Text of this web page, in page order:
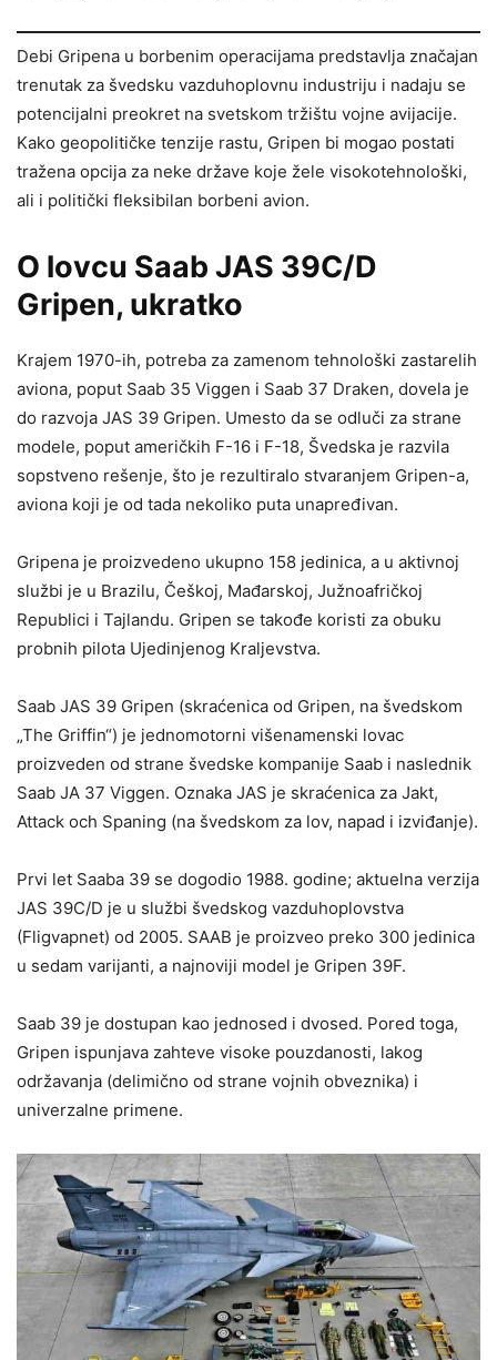
Debi Gripena u borbenim operacijama predstavlja značajan
trenutak za švedsku vazduhoplovnu industriju i nadaju se
potencijalni preokret na svetskom tržištu vojne avijacije.
Kako geopolitičke tenzije rastu, Gripen bi mogao postati
tražena opcija za neke države koje žele visokotehnološki,
ali i politički fleksibilan borbeni avion.
O lovcu Saab JAS 39C/D
Gripen, ukratko
Krajem 1970-ih, potreba za zamenom tehnološki zastarelih
aviona, poput Saab 35 Viggen i Saab 37 Draken, dovela je
do razvoja JAS 39 Gripen. Umesto da se odluči za strane
modele, poput američkih F-16 i F-18, Švedska je razvila
sopstveno rešenje, što je rezultiralo stvaranjem Gripen-a,
aviona koji je od tada nekoliko puta unapređivan.
Gripena je proizvedeno ukupno 158 jedinica, a u aktivnoj
službi je u Brazilu, Češkoj, Mađarskoj, Južnoafričkoj
Republici i Tajlandu. Gripen se takođe koristi za obuku
probnih pilota Ujedinjenog Kraljevstva.
Saab JAS 39 Gripen (skraćenica od Gripen, na švedskom
„The Griffin“) je jednomotorni višenamenski lovac
proizveden od strane švedske kompanije Saab i naslednik
Saab JA 37 Viggen. Oznaka JAS je skraćenica za Jakt,
Attack och Spaning (na švedskom za lov, napad i izviđanje).
Prvi let Saaba 39 se dogodio 1988. godine; aktuelna verzija
JAS 39C/D je u službi švedskog vazduhoplovstva
(Fligvapnet) od 2005. SAAB je proizveo preko 300 jedinica
u sedam varijanti, a najnoviji model je Gripen 39F.
Saab 39 je dostupan kao jednosed i dvosed. Pored toga,
Gripen ispunjava zahteve visoke pouzdanosti, lakog
održavanja (delimično od strane vojnih obveznika) i
univerzalne primene.